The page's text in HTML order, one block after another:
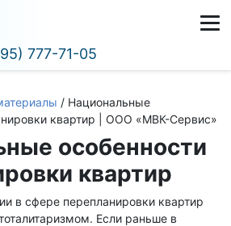
777-71-05
/ Национальные
квартир | ООО «МВК-Сервис»
особенности
квартир
в сфере перепланировки квартир
Если раньше в